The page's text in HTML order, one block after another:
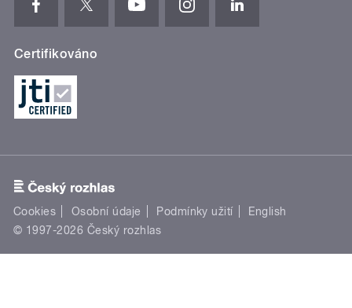
Certifikováno
Cookies Osobní údaje Podmínky užití
English
© 1997-2026 Český rozhlas